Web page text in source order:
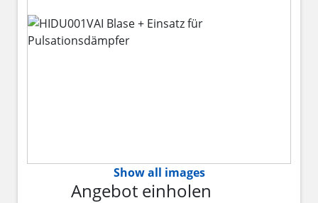
Show all images
Angebot einholen